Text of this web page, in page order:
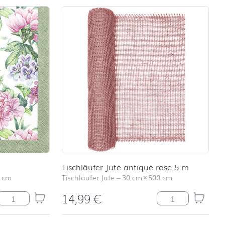
Romance Menge
Tischläufer Jute antique rose 5 m
Tischläufer Jute –30 cm×500 cm
14,99€ Tischläufer Jute